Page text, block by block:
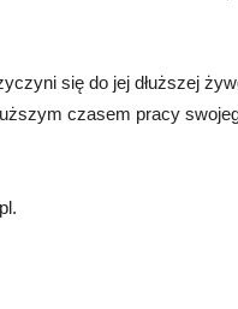
się do jej dłuższej
czasem pracy